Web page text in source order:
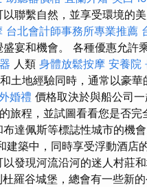
聯繫自然，並享受環境的美
台北會計師事務所專業推薦
宴和機會。 各種優惠允許
人類 身體放鬆按摩 安養院
土地經驗同時，通常以豪華
婚禮 價格取決於與船公司
旅程，並試圖看看您是否完
達佩斯等標誌性城市的機會
築中，同時享受浮動酒店
發現河流沿河的迷人村莊和
羅谷城堡，總會有一些新